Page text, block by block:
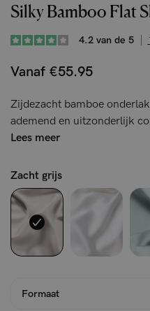
Silky Bamboo Flat
4.2 van de 5
Vanaf €55.95
Zijdezacht bamboe
ademend en uitzonderlijk
Lees meer
Zacht grijs
Formaat